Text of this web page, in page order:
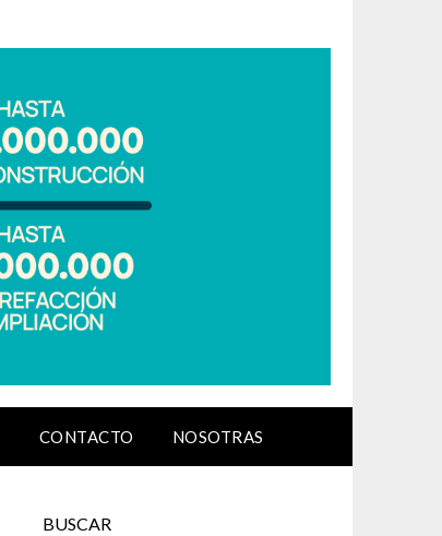
CONTACTO NOSOTRAS
BUSCAR